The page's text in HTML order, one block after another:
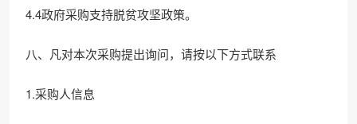
4.4政府采购支持脱贫攻坚政策。
八、凡对本次采购提出询问，请按以下方式联系
1.采购人信息